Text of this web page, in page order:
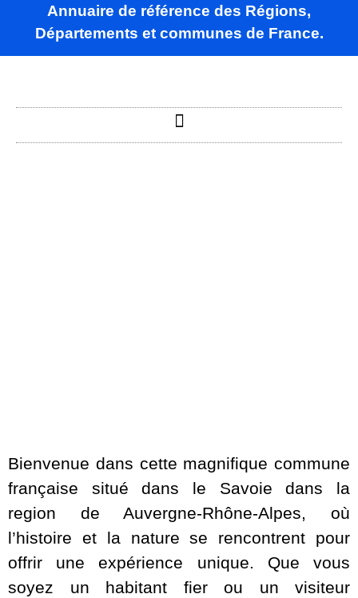
Annuaire de référence des Régions,
Départements et communes de France.
Bienvenue dans cette magnifique commune
française situé dans le Savoie dans la
region de Auvergne-Rhône-Alpes, où
l’histoire et la nature se rencontrent pour
offrir une expérience unique. Que vous
soyez un habitant fier ou un visiteur